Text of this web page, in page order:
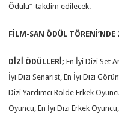
Ödülü’’ takdim edilecek.
FİLM-SAN ÖDÜL TÖRENİ’NDE
DİZİ ÖDÜLLERİ;En İyi Dizi Set
İyi Dizi Senarist, En İyi Dizi
Dizi Yardımcı Rolde Erkek
Oyuncu, En İyi Dizi Erkek